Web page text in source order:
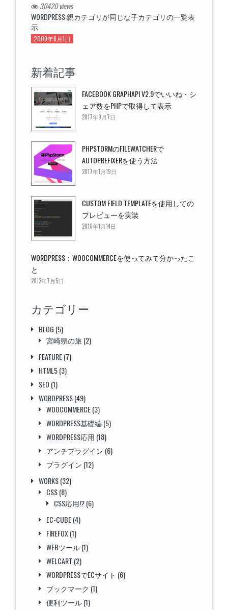
30420 views
WORDPRESS:親カテゴリが同じな子カテゴリの一覧表
示
2009年6月1日
新着記事
FACEBOOK GRAPHAPI V2.9でいいね・シ
ェア数をPHPで取得して表示
2017年9月7日
PHPSTORMのFILEWATCHERで
AUTOPREFIXERを使う方法
2017年1月19日
CUSTOM FIELD TEMPLATEを使用しての
プレビューを実装
2016年1月14日
WORDPRESS：WOOCOMMERCEを使ってみて分かったこ
と
2013年7月5日
カテゴリー
BLOG (5)
宮崎県の旅 (2)
FEATURE(7)
HTML5(3)
SEO (1)
WORDPRESS(49)
WOOCOMMERCE(3)
WORDPRESS基礎編(5)
WORDPRESS応用 (18)
アンチプラグイン (6)
プラグイン (12)
WORKS(32)
CSS(8)
CSS応用!?(6)
EC-CUBE(4)
FIREFOX(1)
WEBツール(1)
WELCART (2)
WORDPRESSでECサイト (6)
ブックマーク (1)
便利ツール(1)